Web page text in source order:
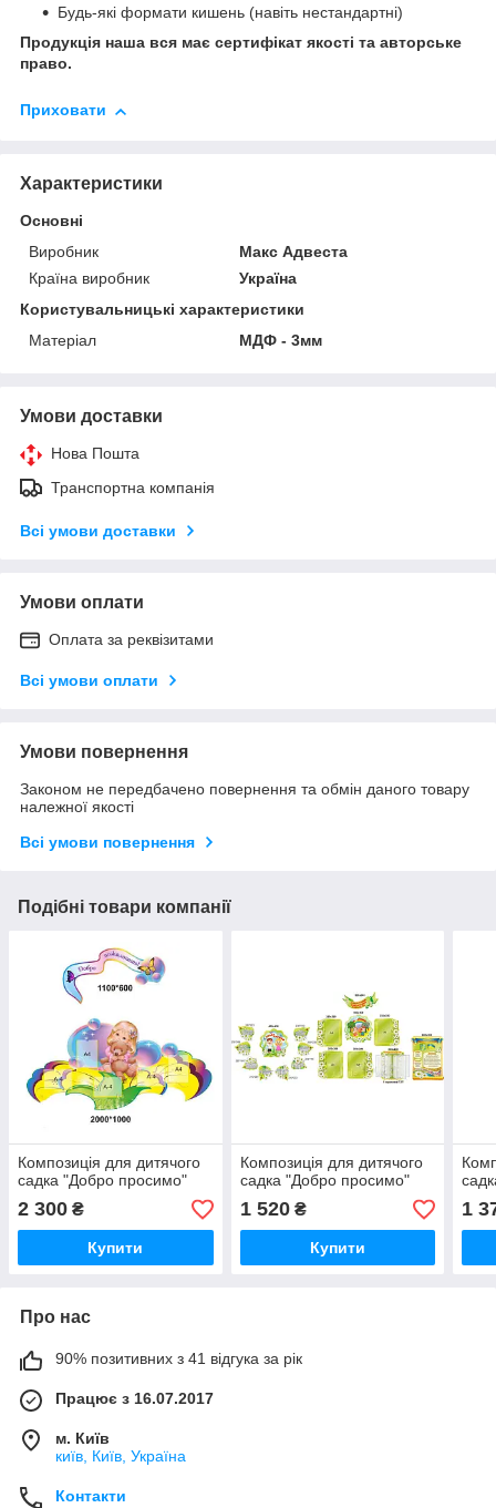
Будь-які формати кишень (навіть нестандартні)
Продукція наша вся має сертифікат якості та авторське
право.
Приховати
Характеристики
Основні
Виробник
Макс Адвеста
Країна виробник
Україна
Користувальницькі характеристики
Матеріал
МДФ - 3мм
Умови доставки
Нова Пошта
Транспортна компанія
Всі умови доставки
Умови оплати
Оплата за реквізитами
Всі умови оплати
Умови повернення
Законом не передбачено повернення та обмін даного товару
належної якості
Всі умови повернення
Подібні товари компанії
Композиція для дитячого
садка "Добро просимо"
2 300 ₴
Купити
Композиція для дитячого
садка "Добро просимо"
1 520₴
Купити
1
Про нас
90% позитивних з 41 відгука за рік
Працює з 16.07.2017
м. Київ
київ, Київ, Україна
Контакти